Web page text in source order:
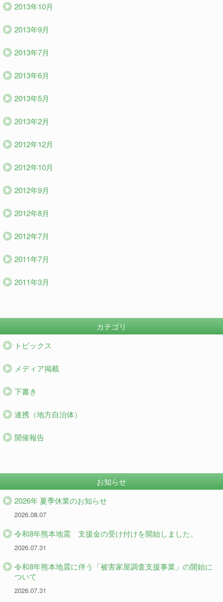
2013年10月
2013年9月
2013年7月
2013年6月
2013年5月
2013年2月
2012年12月
2012年10月
2012年9月
2012年8月
2012年7月
2011年7月
2011年3月
カテゴリ
トピックス
メディア掲載
下書き
連携（地方自治体）
開催報告
お知らせ
2026年 夏季休業のお知らせ
2026.08.07
令和8年熊本地震 支援金の受け付けを開始しました。
2026.07.31
令和8年熊本地震に伴う「被害家屋調査支援事業」の開始に
ついて
2026.07.31